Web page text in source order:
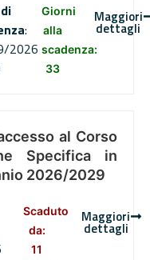
:
2026
Giorni
alla
scadenza:
33
Maggiori
dettagli
al Corso
Specifica in
2026/2029
Scaduto
da:
11
Maggiori
dettagli